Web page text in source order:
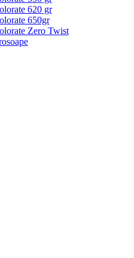
620 gr
650gr
Zero Twist